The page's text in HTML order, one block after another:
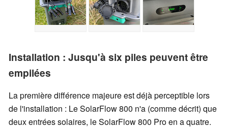
Installation : Jusqu'à six piles peuvent être
empilées
La première différence majeure est déjà perceptible lors
de l'installation : Le SolarFlow 800 n'a (comme décrit) que
deux entrées solaires, le SolarFlow 800 Pro en a quatre.